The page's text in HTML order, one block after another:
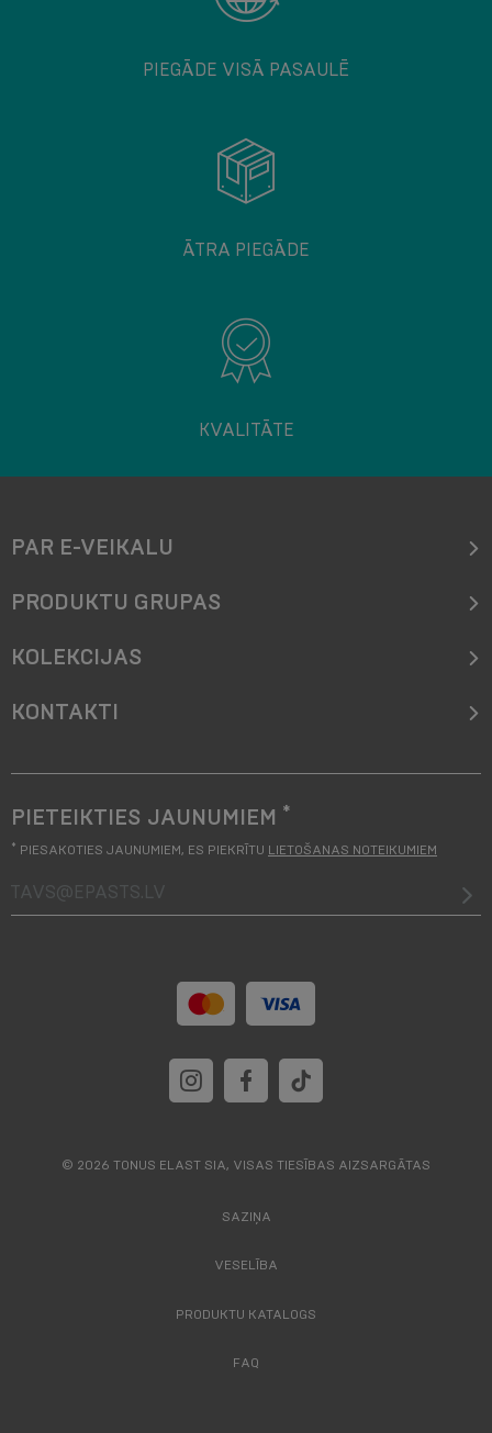
PIEGĀDE VISĀ PASAULĒ
ĀTRA PIEGĀDE
KVALITĀTE
PAR E-VEIKALU
PRODUKTU GRUPAS
KOLEKCIJAS
KONTAKTI
PIETEIKTIES JAUNUMIEM *
* PIESAKOTIES JAUNUMIEM, ES PIEKRĪTU LIETOŠANAS NOTEIKUMIEM
tavs@epasts.lv
© 2026 TONUS ELAST SIA, VISAS TIESĪBAS AIZSARGĀTAS
SAZIŅA
VESELĪBA
PRODUKTU KATALOGS
FAQ